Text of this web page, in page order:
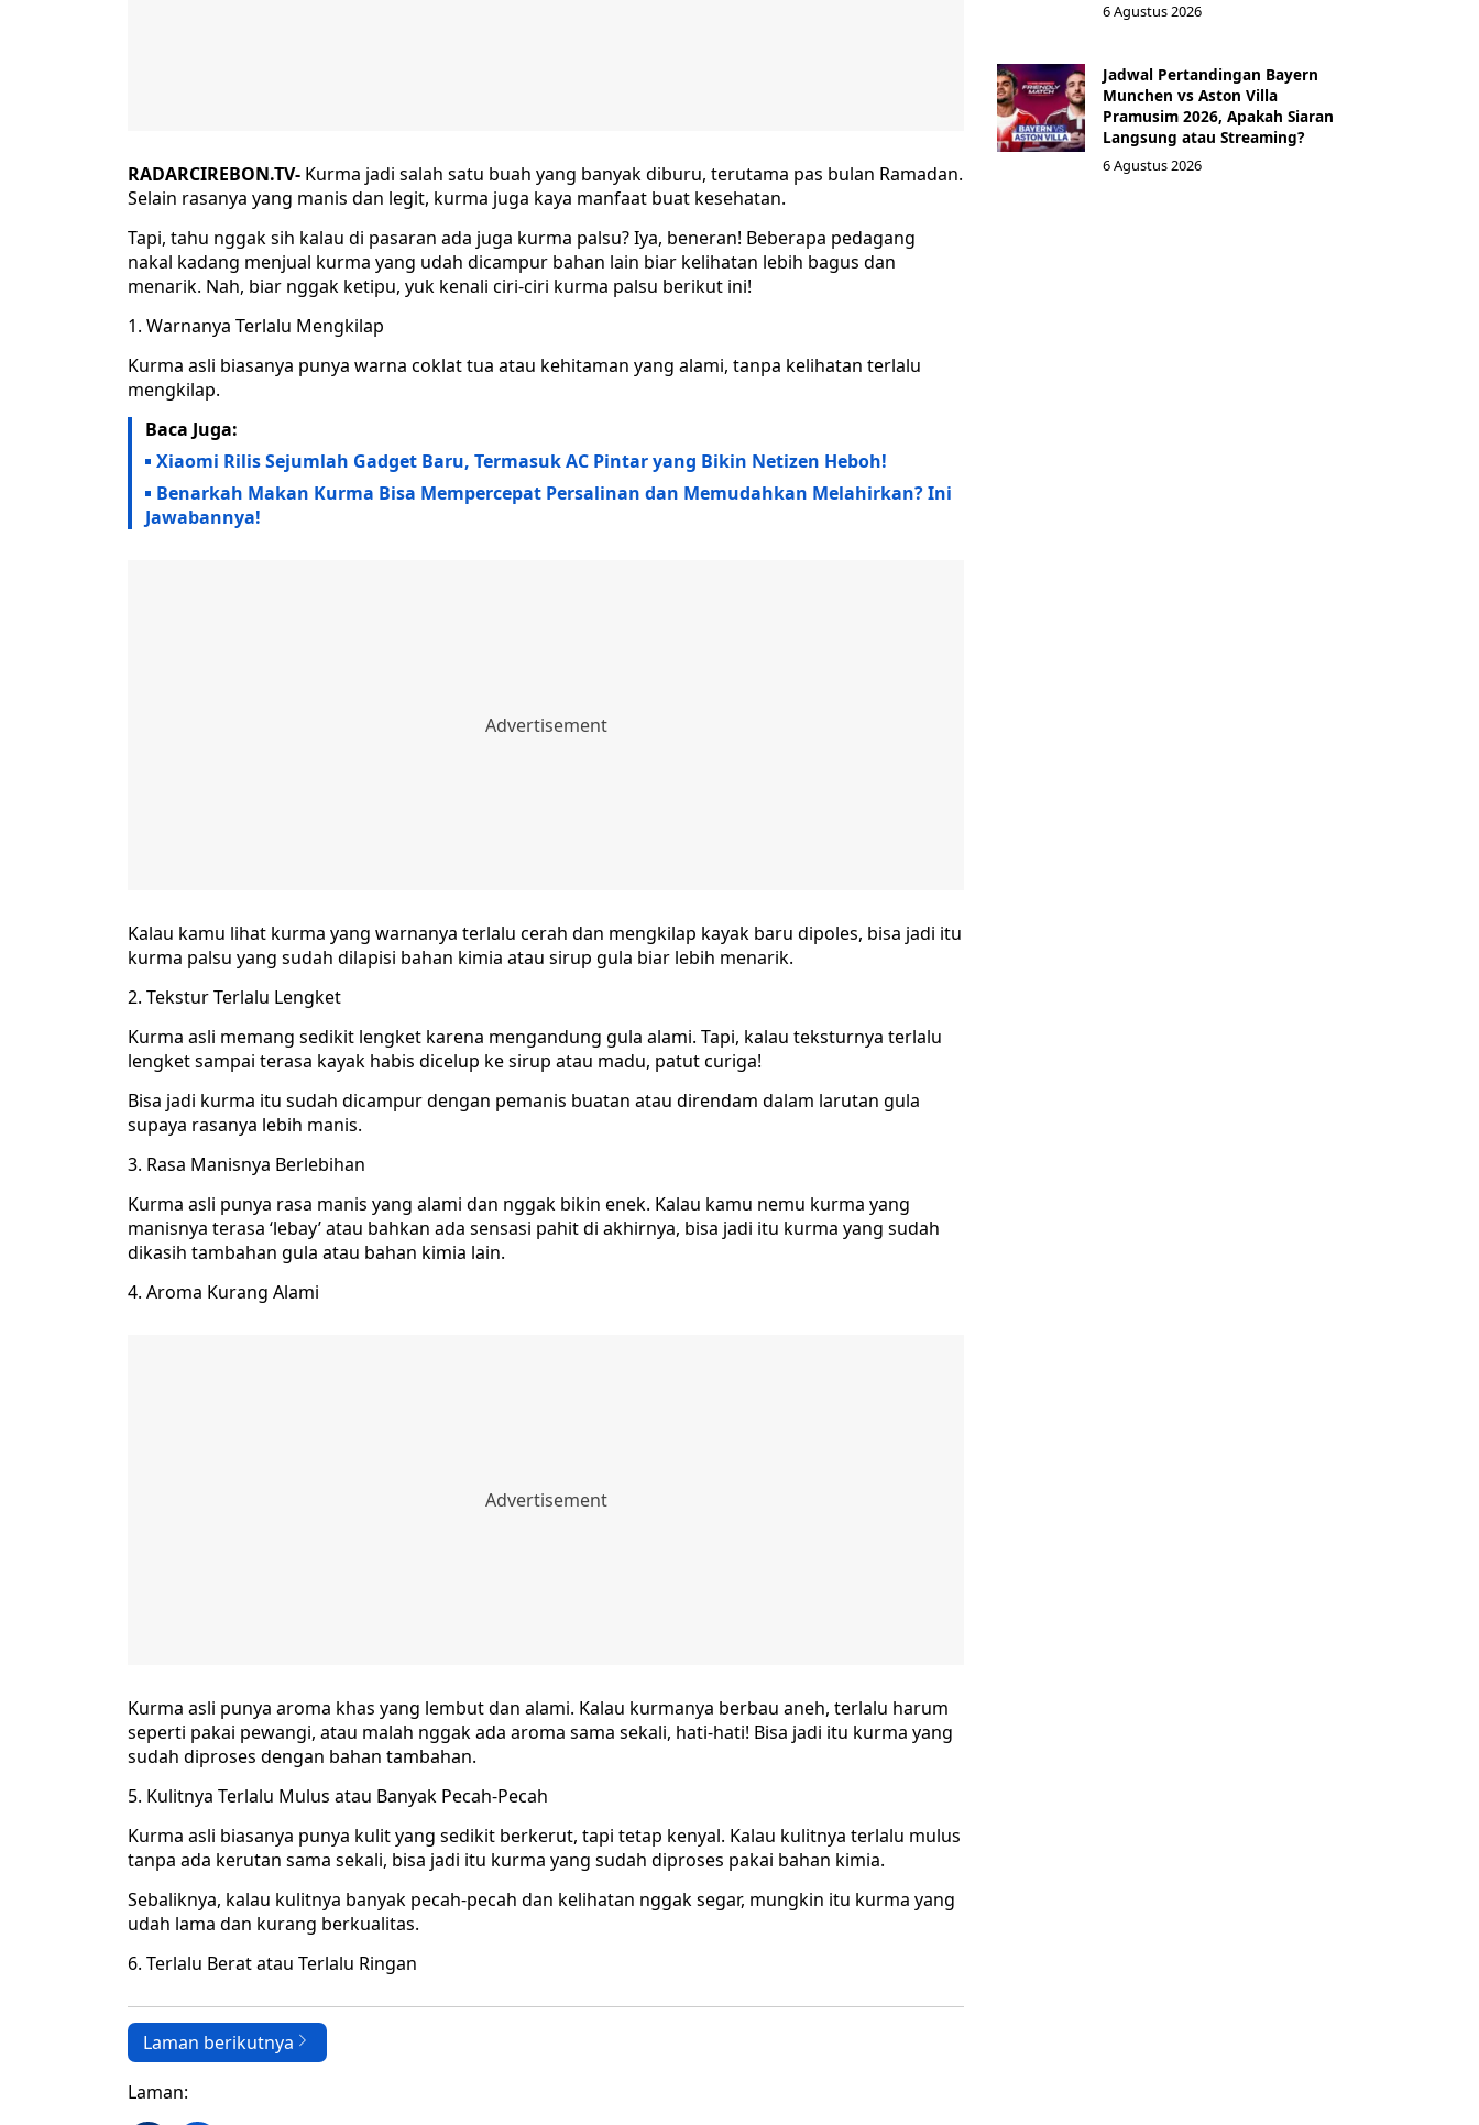
RADARCIREBON.TV- Kurma jadi salah satu buah yang banyak diburu, terutama pas bulan Ramadan.
Selain rasanya yang manis dan legit, kurma juga kaya manfaat buat kesehatan.
Tapi, tahu nggak sih kalau di pasaran ada juga kurma palsu? Iya, beneran! Beberapa pedagang
nakal kadang menjual kurma yang udah dicampur bahan lain biar kelihatan lebih bagus dan
menarik. Nah, biar nggak ketipu, yuk kenali ciri-ciri kurma palsu berikut ini!
1. Warnanya Terlalu Mengkilap
Kurma asli biasanya punya warna coklat tua atau kehitaman yang alami, tanpa kelihatan terlalu
mengkilap.
Baca Juga:
Xiaomi Rilis Sejumlah Gadget Baru, Termasuk AC Pintar yang Bikin Netizen Heboh!
Benarkah Makan Kurma Bisa Mempercepat Persalinan dan Memudahkan Melahirkan? Ini
Jawabannya!
Kalau kamu lihat kurma yang warnanya terlalu cerah dan mengkilap kayak baru dipoles, bisa jadi itu
kurma palsu yang sudah dilapisi bahan kimia atau sirup gula biar lebih menarik.
2. Tekstur Terlalu Lengket
Kurma asli memang sedikit lengket karena mengandung gula alami. Tapi, kalau teksturnya terlalu
lengket sampai terasa kayak habis dicelup ke sirup atau madu, patut curiga!
Bisa jadi kurma itu sudah dicampur dengan pemanis buatan atau direndam dalam larutan gula
supaya rasanya lebih manis.
3. Rasa Manisnya Berlebihan
Kurma asli punya rasa manis yang alami dan nggak bikin enek. Kalau kamu nemu kurma yang
manisnya terasa ‘lebay’ atau bahkan ada sensasi pahit di akhirnya, bisa jadi itu kurma yang sudah
dikasih tambahan gula atau bahan kimia lain.
4. Aroma Kurang Alami
Kurma asli punya aroma khas yang lembut dan alami. Kalau kurmanya berbau aneh, terlalu harum
seperti pakai pewangi, atau malah nggak ada aroma sama sekali, hati-hati! Bisa jadi itu kurma yang
sudah diproses dengan bahan tambahan.
5. Kulitnya Terlalu Mulus atau Banyak Pecah-Pecah
Kurma asli biasanya punya kulit yang sedikit berkerut, tapi tetap kenyal. Kalau kulitnya terlalu mulus
tanpa ada kerutan sama sekali, bisa jadi itu kurma yang sudah diproses pakai bahan kimia.
Sebaliknya, kalau kulitnya banyak pecah-pecah dan kelihatan nggak segar, mungkin itu kurma yang
udah lama dan kurang berkualitas.
6. Terlalu Berat atau Terlalu Ringan
Laman berikutnya
Laman:
6 Agustus 2026
Jadwal Pertandingan Bayern
Munchen vs Aston Villa
Pramusim 2026, Apakah Siaran
Langsung atau Streaming?
6 Agustus 2026